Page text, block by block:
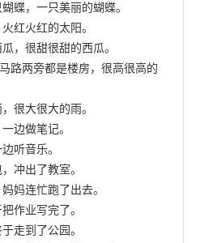
蝶，一只美丽的蝴蝶。
红火红的太阳。
，很甜很甜的西瓜。
路两旁都是楼房，很高很高的
很大很大的雨。
边做笔记。
听音乐。
冲出了教室。
妈连忙跑了出去。
作业写完了。
走到了公园。